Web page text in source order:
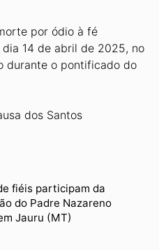
por ódio à fé
14 de abril de 2025, no
durante o pontificado do
dos Santos
fiéis participam da
do Padre Nazareno
Jauru (MT)